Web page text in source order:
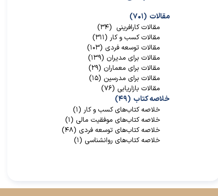
مقالات (۷۰۱)
مقالات کارافرینی (۳۴)
مقالات کسب و کار (۳۱۱)
مقالات توسعه فردی (۱۰۳)
مقالات برای مدیران (۱۳۹)
مقالات برای معماران (۲۹)
مقالات برای مدرسین (۱۵)
مقالات بازاریابی (۷۶)
خلاصه کتاب (۴۹)
خلاصه کتاب‌‌های کسب و کار (۱)
خلاصه کتاب‌‌های موفقیت مالی (۱)
خلاصه کتاب‌های توسعه فردی (۴۸)
خلاصه کتاب‌های روانشناسی (۱)